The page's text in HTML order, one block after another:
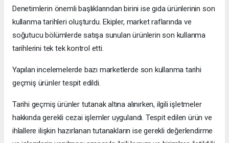
Denetimlerin önemli başlıklarından birini ise gıda ürünlerinin son
kullanma tarihleri oluşturdu. Ekipler, market raflarında ve
soğutucu bölümlerde satışa sunulan ürünlerin son kullanma
tarihlerini tek tek kontrol etti.
Yapılan incelemelerde bazı marketlerde son kullanma tarihi
geçmiş ürünler tespit edildi.
Tarihi geçmiş ürünler tutanak altına alınırken, ilgili işletmeler
hakkında gerekli cezai işlemler uygulandı. Tespit edilen ürün ve
ihlallere ilişkin hazırlanan tutanakların ise gerekli değerlendirme